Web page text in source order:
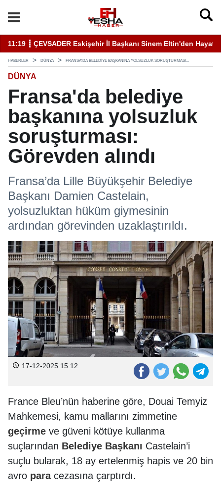
11:19 ┋ ÇEVSADER Eskişehir İl Başkanı Sinem Eltin'den
HABERLER DÜNYA FRANSA'DA BELEDIYE BAŞKANINA YOLSUZLUK SORUŞTURMASI...
DÜNYA
Fransa'da belediye
başkanına yolsuzluk
soruşturması:
Görevden alındı
Fransa’da Lille Büyükşehir Belediye
Başkanı Damien Castelain,
yolsuzluktan hüküm giymesinin
ardından görevinden uzaklaştırıldı.
17-12-2025 15:12
France Bleu’nün haberine göre, Douai Temyiz
Mahkemesi, kamu mallarını zimmetine
geçirme ve güveni kötüye kullanma
suçlarından Belediye Başkanı Castelain’i
suçlu bularak, 18 ay ertelenmiş hapis ve 20 bin
avro paracezasına çarptırdı.